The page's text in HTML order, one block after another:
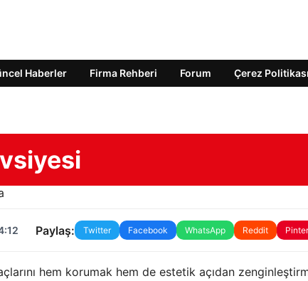
Haberler Firma Rehberi Forum Çerez Politikası
Paylaş: Twitter Facebook WhatsApp Reddit
hem korumak hem de estetik açıdan